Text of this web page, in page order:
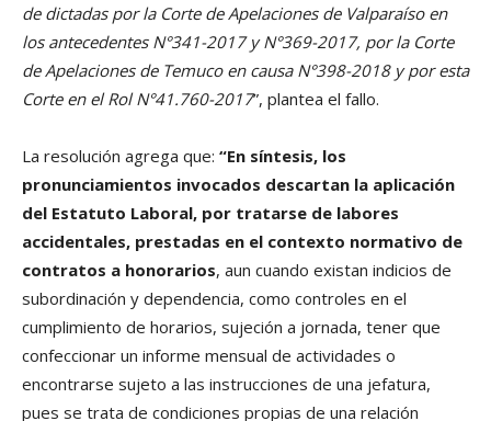
de dictadas por la Corte de Apelaciones de Valparaíso en
los antecedentes N°341-2017 y N°369-2017, por la Corte
de Apelaciones de Temuco en causa N°398-2018 y por esta
Corte en el Rol N°41.760-2017”, plantea el fallo.
La resolución agrega que: “En síntesis, los
pronunciamientos invocados descartan la aplicación
del Estatuto Laboral, por tratarse de labores
accidentales, prestadas en el contexto normativo de
contratos a honorarios, aun cuando existan indicios de
subordinación y dependencia, como controles en el
cumplimiento de horarios, sujeción a jornada, tener que
confeccionar un informe mensual de actividades o
encontrarse sujeto a las instrucciones de una jefatura,
pues se trata de condiciones propias de una relación